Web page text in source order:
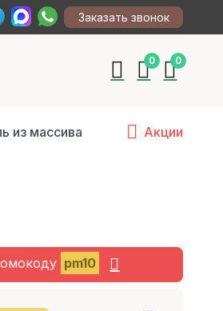
Заказать звонок
0 0
из массива Акции
pm10